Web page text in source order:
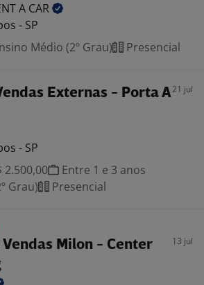
A CAR
- SP
Médio (2º Grau) Presencial
Externas - Porta A21 jul
- SP
2.500,00
Entre 1 e 3 anos
Grau)
Presencial
Milon - Center
13 jul